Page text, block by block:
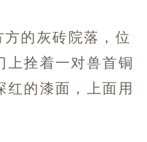
的灰砖院落，位
上拴着一对兽首铜
的漆面，上面用